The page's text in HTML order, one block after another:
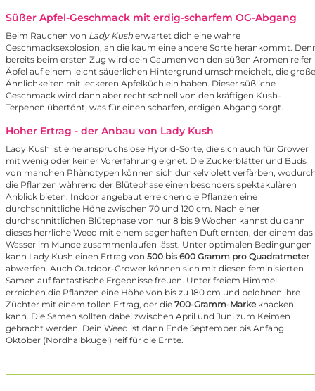
Süßer Apfel-Geschmack mit erdig-scharfem OG-Abgang
Beim Rauchen von Lady Kush erwartet dich eine wahre
Geschmacksexplosion, an die kaum eine andere Sorte herankommt.
bereits beim ersten Zug wird dein Gaumen von den süßen Aromen reifer
Äpfel auf einem leicht säuerlichen Hintergrund umschmeichelt, die große
Ähnlichkeiten mit leckeren Apfelküchlein haben. Dieser süßliche
Geschmack wird dann aber recht schnell von den kräftigen Kush-
Terpenen übertönt, was für einen scharfen, erdigen Abgang sorgt.
Hoher Ertrag - der Anbau von Lady Kush
Lady Kush ist eine anspruchslose Hybrid-Sorte, die sich auch für Grower
mit wenig oder keiner Vorerfahrung eignet. Die Zuckerblätter und Buds
von manchen Phänotypen können sich dunkelviolett verfärben,
die Pflanzen während der Blütephase einen besonders spektakulären
Anblick bieten. Indoor angebaut erreichen die Pflanzen eine
durchschnittliche Höhe zwischen 70 und 120 cm. Nach einer
durchschnittlichen Blütephase von nur 8 bis 9 Wochen kannst du dann
dieses herrliche Weed mit einem sagenhaften Duft ernten, der einem das
Wasser im Munde zusammenlaufen lässt. Unter optimalen Bedingungen
kann Lady Kush einen Ertrag von 500 bis 600 Gramm pro Quadratmeter
abwerfen. Auch Outdoor-Grower können sich mit diesen feminisierten
Samen auf fantastische Ergebnisse freuen. Unter freiem Himmel
erreichen die Pflanzen eine Höhe von bis zu 180 cm und belohnen ihre
Züchter mit einem tollen Ertrag, der die 700-Gramm-Marke knacken
kann. Die Samen sollten dabei zwischen April und Juni zum Keimen
gebracht werden. Dein Weed ist dann Ende September bis Anfang
Oktober (Nordhalbkugel) reif für die Ernte.